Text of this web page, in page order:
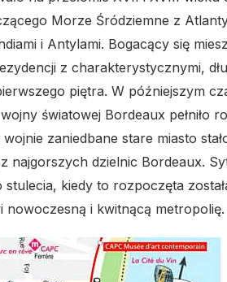
Morze Śródziemne z
i Antylami. Bogacący się
z charakterystycznymi,
piętra. W późniejszym
światowej Bordeaux pełniło
zaniedbane stare miasto
najgorszych dzielnic Bordeaux.
kiedy to rozpoczęta
nowoczesną i kwitnącą metropolię.